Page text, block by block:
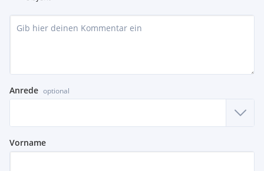
Anrede optional
Vorname